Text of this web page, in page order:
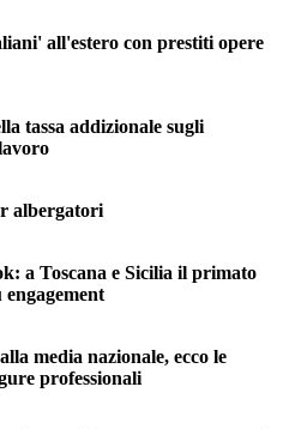
all'estero con prestiti opere
tassa addizionale sugli
albergatori
a Toscana e Sicilia il primato
media nazionale, ecco le
professionali